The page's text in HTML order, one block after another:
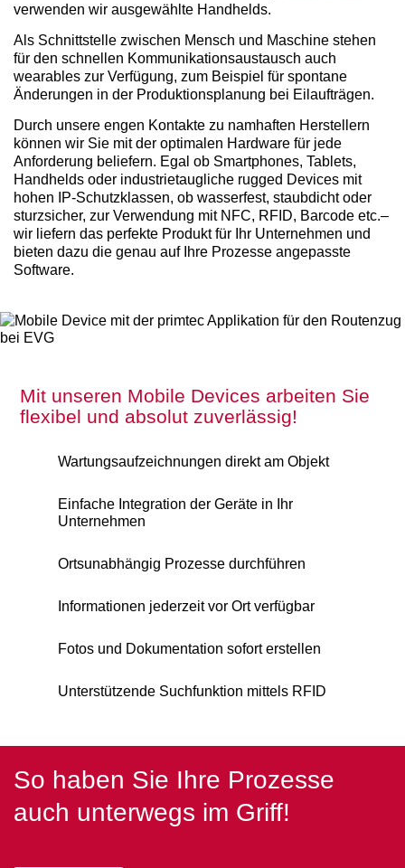
verwenden wir ausgewählte Handhelds.
Als Schnittstelle zwischen Mensch und Maschine stehen
für den schnellen Kommunikationsaustausch auch
wearables zur Verfügung, zum Beispiel für spontane
Änderungen in der Produktionsplanung bei Eilaufträgen.
Durch unsere engen Kontakte zu namhaften Herstellern
können wir Sie mit der optimalen Hardware für jede
Anforderung beliefern. Egal ob Smartphones, Tablets,
Handhelds oder industrietaugliche rugged Devices mit
hohen IP-Schutzklassen, ob wasserfest, staubdicht oder
sturzsicher, zur Verwendung mit NFC, RFID, Barcode etc.–
wir liefern das perfekte Produkt für Ihr Unternehmen und
bieten dazu die genau auf Ihre Prozesse angepasste
Software.
Mit unseren Mobile Devices arbeiten Sie
flexibel und absolut zuverlässig!
Wartungsaufzeichnungen direkt am Objekt
Einfache Integration der Geräte in Ihr
Unternehmen
Ortsunabhängig Prozesse durchführen
Informationen jederzeit vor Ort verfügbar
Fotos und Dokumentation sofort erstellen
Unterstützende Suchfunktion mittels RFID
So haben Sie Ihre Prozesse
auch unterwegs im Griff!